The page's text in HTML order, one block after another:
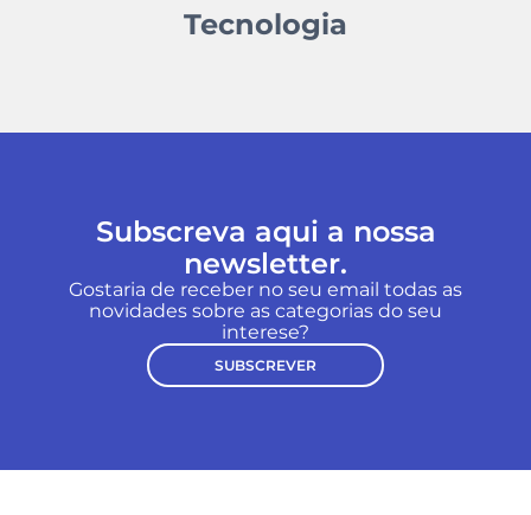
Tecnologia
Subscreva aqui a nossa
newsletter.
Gostaria de receber no seu email todas as
novidades sobre as categorias do seu
interese?
SUBSCREVER